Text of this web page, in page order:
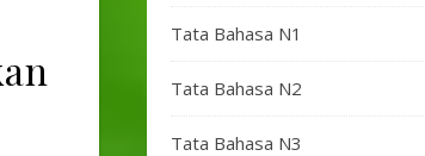
Tata Bahasa N1
Tata Bahasa N2
Tata Bahasa N3